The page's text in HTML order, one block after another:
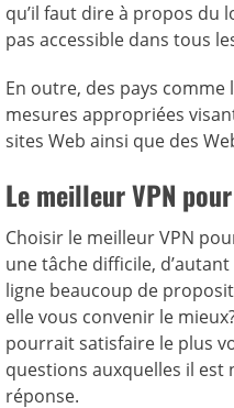
qu’il faut dire à propos du
pas accessible dans tous
En outre, des pays comme
mesures appropriées
sites Web ainsi que des
Le meilleur VPN
Choisir le meilleur VPN
une tâche difficile,
ligne beaucoup de
elle vous convenir le
pourrait satisfaire le plus
questions auxquelles il est
réponse.